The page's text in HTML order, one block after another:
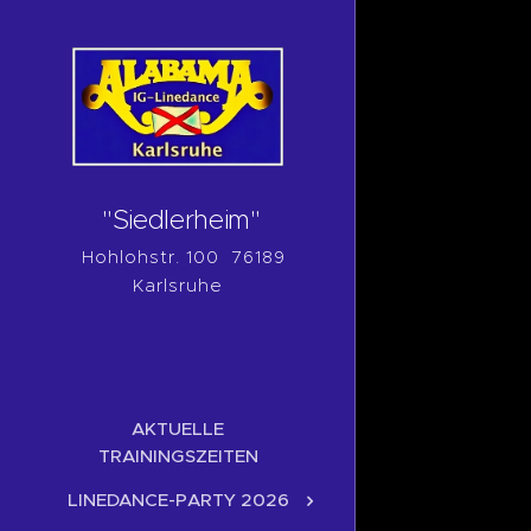
"Siedlerheim"
Hohlohstr. 100 76189
Karlsruhe
AKTUELLE
TRAININGSZEITEN
LINEDANCE-PARTY 2026